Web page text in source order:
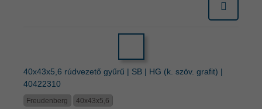
40x43x5,6 rúdvezető gyűrű | SB | HG (k. szöv. grafit) |
40422310
Freudenberg 40x43x5,6